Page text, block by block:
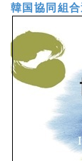
韓国協同組